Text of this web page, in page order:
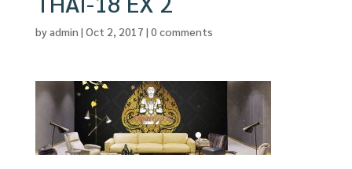
byadmin | Oct 2, 2017 | 0 comments